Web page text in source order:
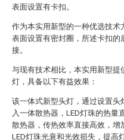
表面设置有卡扣。
作为本实用新型的一种优选技术
表面设置有密封圈，所述卡扣的
接。
与现有技术相比，本实用新型提
灯，具备以下有益效果：
该一体式新型头灯，通过设置头
入一体散热器，LED灯珠的热量
散热器，传热效率直接高效，增
LED灯珠光衰和光效损失，提高